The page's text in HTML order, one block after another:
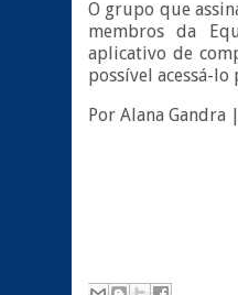
O grupo que
membros da
aplicativo de
possível acessá-
Por Alana Gandra